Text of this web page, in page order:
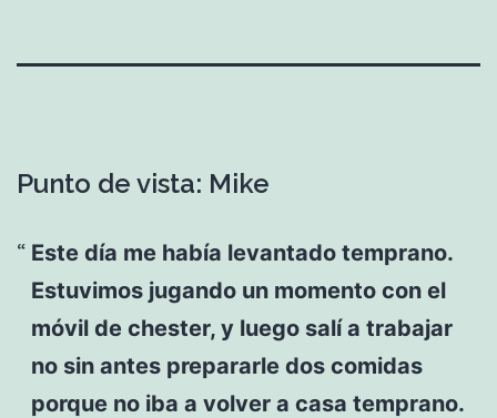
Punto de vista: Mike
Este día me había levantado temprano.
Estuvimos jugando un momento con el
móvil de chester, y luego salí a trabajar
no sin antes prepararle dos comidas
porque no iba a volver a casa temprano.